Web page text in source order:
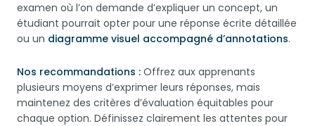
examen où l’on demande d’expliquer un concept, un
étudiant pourrait opter pour une réponse écrite détaillée
ou un diagramme visuel accompagné d’annotations.
Nos recommandations : Offrez aux apprenants
plusieurs moyens d’exprimer leurs réponses, mais
maintenez des critères d’évaluation équitables pour
chaque option. Définissez clairement les attentes pour